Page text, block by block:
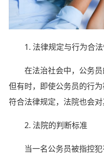
1. 法律规定与行为合法
在法治社会中，公务员
但有时，即使公务员的行
符合法律规定，法院也会
2. 法院的判断标准
当一名公务员被指控犯